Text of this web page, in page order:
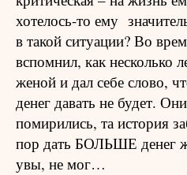
хотелось-то ему
в такой ситуации? Во
вспомнил, как несколько
женой и дал себе слово,
денег давать не будет.
помирились, та история
пор дать БОЛЬШЕ денег
увы, не мог…